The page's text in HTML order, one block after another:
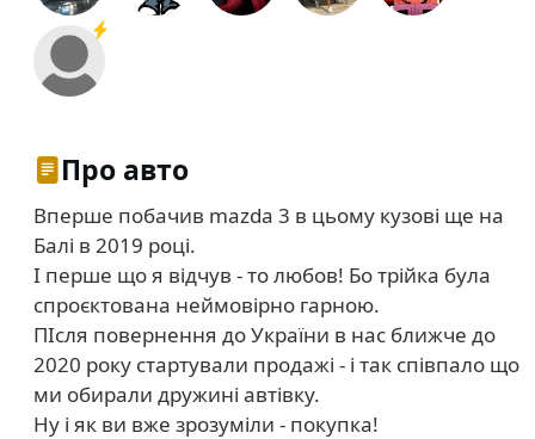
Про авто
Вперше побачив mazda 3 в цьому кузові ще на
Балі в 2019 році.
І перше що я відчув - то любов! Бо трійка була
спроєктована неймовірно гарною.
ПІсля повернення до України в нас ближче до
2020 року стартували продажі - і так співпало що
ми обирали дружині автівку.
Ну і як ви вже зрозуміли - покупка!